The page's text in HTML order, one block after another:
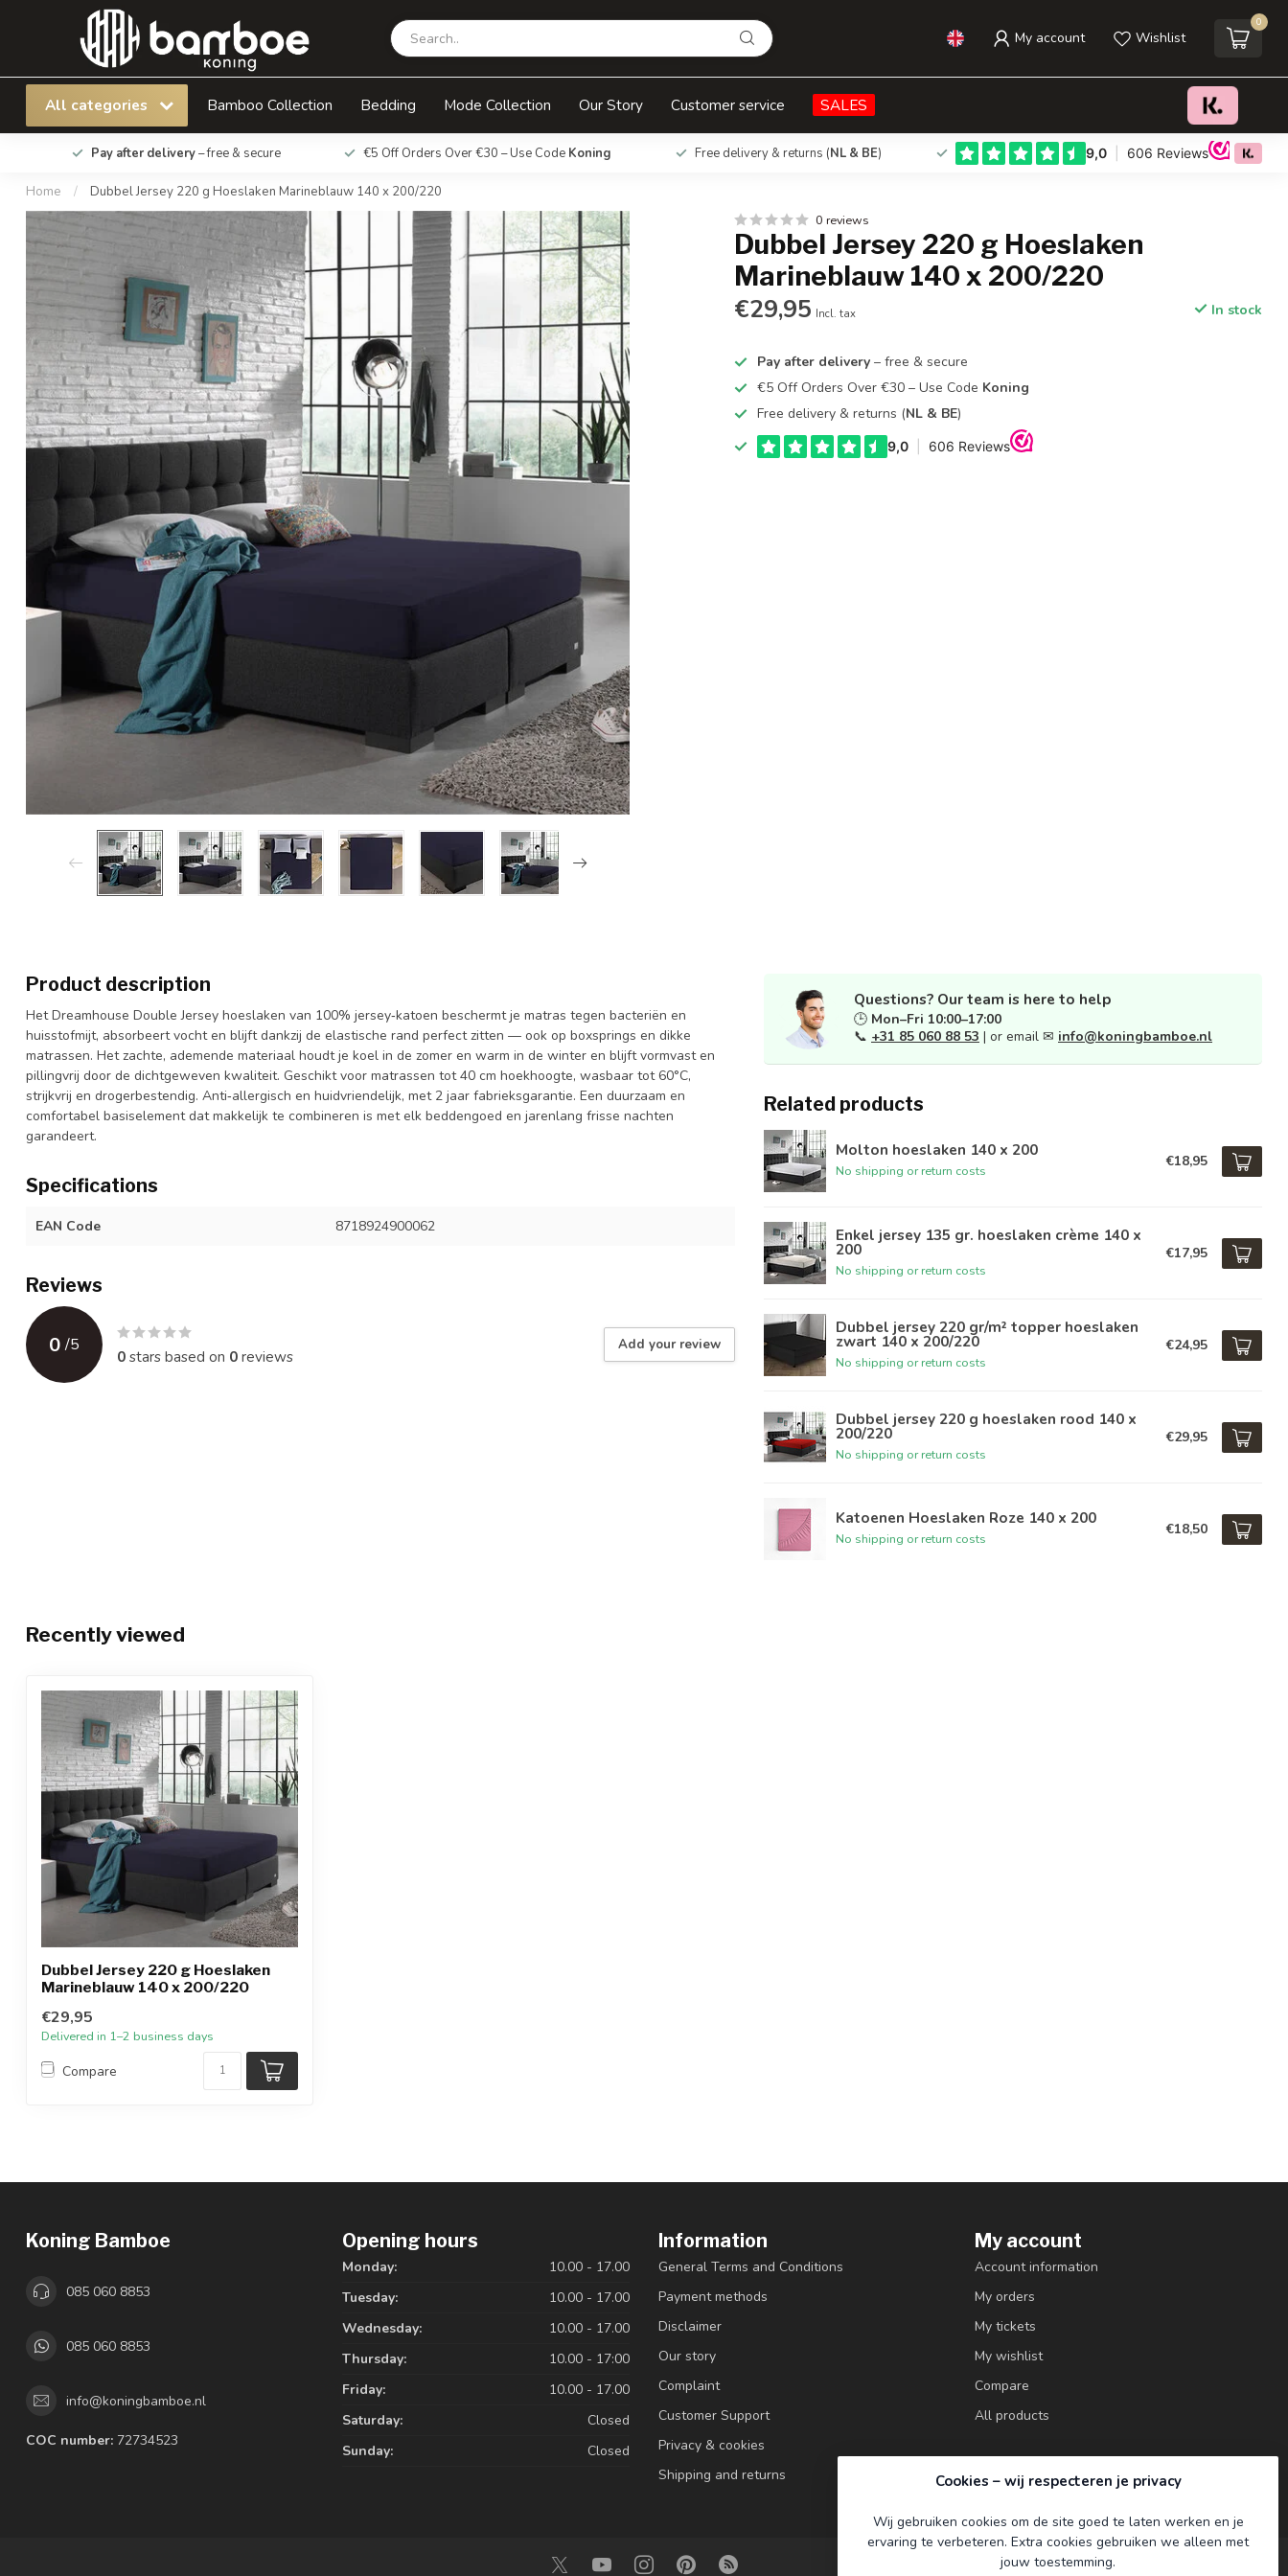
My account Wishlist
0
All categories Bamboo Collection Bedding Mode Collection Our Story Customer service SALES
Pay after delivery– free & secure €5 Off Orders Over €30 – Use Code Koning Free delivery & returns (NL & BE)
Home / Dubbel Jersey 220 g Hoeslaken Marineblauw 140 x 200/220
Dubbel Jersey 220 g Hoeslaken Marineblauw 140 x 200/220 Add to cart
0 reviews
Dubbel Jersey 220 g Hoeslaken
Marineblauw 140 x 200/220
€29,95 Incl. tax In stock
Pay after delivery – free & secure
€5 Off Orders Over €30 – Use Code Koning
Free delivery & returns (NL & BE)
Product description
Het Dreamhouse Double Jersey hoeslaken van 100% jersey‑katoen beschermt je matras tegen bacteriën en
huisstofmijt, absorbeert vocht en blijft dankzij de elastische rand perfect zitten — ook op boxsprings en dikke
matrassen. Het zachte, ademende materiaal houdt je koel in de zomer en warm in de winter en blijft vormvast en
pillingvrij door de dichtgeweven kwaliteit. Geschikt voor matrassen tot 40 cm hoekhoogte, wasbaar tot 60°C,
strijkvrij en drogerbestendig. Anti‑allergisch en huidvriendelijk, met 2 jaar fabrieksgarantie. Een duurzaam en
comfortabel basiselement dat makkelijk te combineren is met elk beddengoed en jarenlang frisse nachten
garandeert.
Specifications
EAN Code 8718924900062
Reviews
0 /5
0stars based on 0reviews
Add your review
Questions? Our team is here to help
🕒 Mon–Fri 10:00–17:00
📞 +31 85 060 88 53 | or email ✉ info@koningbamboe.nl
Related products
Molton hoeslaken 140 x 200
No shipping or return costs
€18,95
Enkel jersey 135 gr. hoeslaken crème 140 x
200
No shipping or return costs
€17,95
Dubbel jersey 220 gr/m² topper hoeslaken
zwart 140 x 200/220
No shipping or return costs
€24,95
Dubbel jersey 220 g hoeslaken rood 140 x
200/220
No shipping or return costs
€29,95
Katoenen Hoeslaken Roze 140 x 200
No shipping or return costs
€18,50
Recently viewed
Dubbel Jersey 220 g Hoeslaken
Marineblauw 140 x 200/220
€29,95
Delivered in 1–2 business days
Compare
Koning Bamboe
085 060 8853
085 060 8853
info@koningbamboe.nl
COC number: 72734523
Opening hours
Monday:
10.00 - 17.00
Tuesday:
10.00 - 17.00
Wednesday:
10.00 - 17.00
Thursday:
10.00 - 17:00
Friday:
10.00 - 17.00
Saturday:
Closed
Sunday:
Closed
Information
General Terms and Conditions
Payment methods
Disclaimer
Our story
Complaint
Customer Support
Privacy & cookies
Shipping and returns
My account
Account information
My orders
My tickets
My wishlist
Compare
All products
Cookies – wij respecteren je privacy
Wij gebruiken cookies om de site goed te laten werken en je
ervaring te verbeteren. Extra cookies gebruiken we alleen met
jouw toestemming.